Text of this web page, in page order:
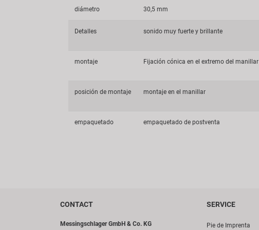
diámetro 30,5 mm
Detalles sonido muy fuerte y brillante
montaje Fijación cónica en el extremo del manillar
posición de montaje montaje en el manillar
empaquetado empaquetado de postventa
CONTACT
Messingschlager GmbH & Co. KG
SERVICE
Pie de Imprenta